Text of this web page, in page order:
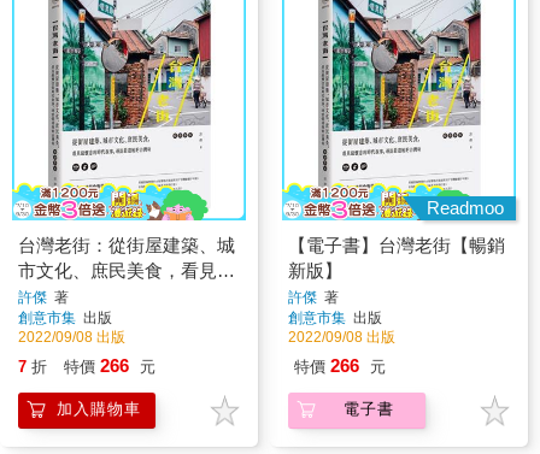
台灣老街：從街屋建築、城
市文化、庶民美食，看見最
懷念的時代故事，尋訪最道
地的台灣味【暢銷新版】
許傑 著
創意市集 出版
2022/09/08 出版
7 折 特價 266 元
加入購物車
Readmoo
【電子書】台灣老街【暢銷
新版】
許傑 著
創意市集 出版
2022/09/08 出版
特價 266 元
電子書